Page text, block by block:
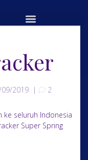
2019 | 2
ke seluruh Indonesia
Super Spring